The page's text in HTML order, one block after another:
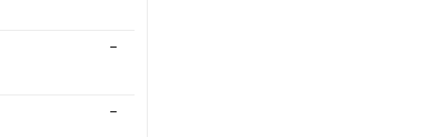
—
—